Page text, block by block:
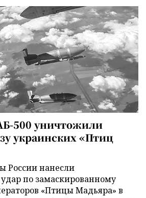
500 уничтожили
украинских «Птиц
России нанесли
по замаскированному
«Птицы Мадьяра» в